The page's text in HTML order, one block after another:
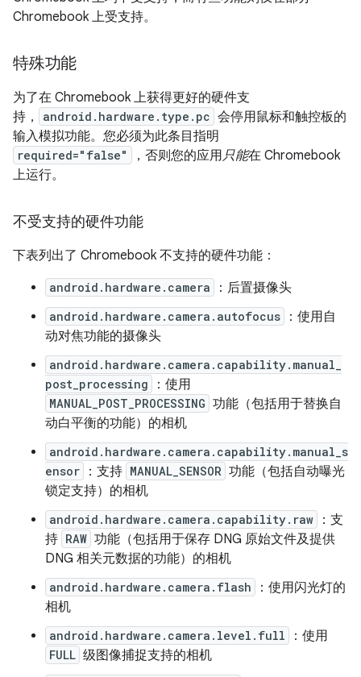
Chromebook 上受支持。
特殊功能
为了在 Chromebook 上获得更好的硬件支
持，
android.hardware.type.pc 会停用鼠标和触控板的
输入模拟功能。您必须为此条目指明
required="false" ，否则您的应用只能在 Chromebook
上运行。
不受支持的硬件功能
下表列出了 Chromebook 不支持的硬件功能：
android.hardware.camera ：后置摄像头
android.hardware.camera.autofocus
：使用自
动对焦功能的摄像头
android.hardware.camera.capability.manual_
post_processing
：使用
MANUAL_POST_PROCESSING 功能（包括用于替换自
动白平衡的功能）的相机
android.hardware.camera.capability.manual_s
ensor
：支持 MANUAL_SENSOR 功能（包括自动曝光
锁定支持）的相机
android.hardware.camera.capability.raw
：支
持 RAW 功能（包括用于保存 DNG 原始文件及提供
DNG 相关元数据的功能）的相机
android.hardware.camera.flash
：使用闪光灯的
相机
android.hardware.camera.level.full ：使用
FULL 级图像捕捉支持的相机